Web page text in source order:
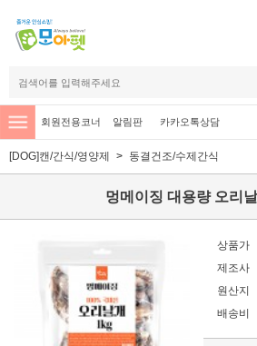
회원전용코너 알림판 카카오톡상담
[DOG]캔/간식/영양제 동결건조/수제간식
멍메이징 대용량 오리
상품가
제조사
원산지
배송비